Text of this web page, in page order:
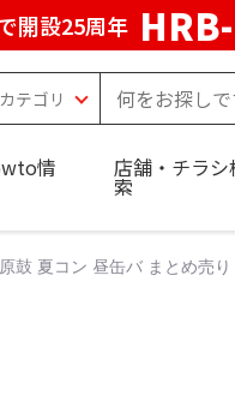
開設25周年
情 店舗・チラシ
索
鼓 夏コン 昼缶バ まとめ売